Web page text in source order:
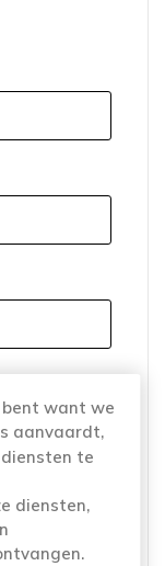
want we
aanvaardt,
te
diensten,